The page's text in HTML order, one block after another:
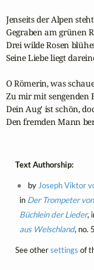
Jenseits der Alpen
Gegraben am grünen
Drei wilde Rosen
Seine Liebe liegt
O Römerin, was
Zu mir mit sengenden
Dein Aug' ist schön,
Den fremden Mann
Text Authorship:
by Joseph Viktor
in Der Trompeter
Büchlein der Lieder,
aus Welschland, no. 5
See othersettings of